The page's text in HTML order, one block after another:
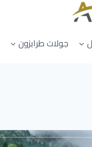
جولات طرابزون